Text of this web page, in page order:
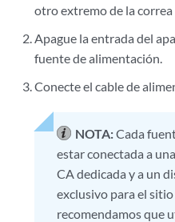
otro extremo de la correa
Apague la entrada del
fuente de alimentación.
Conecte el cable de
NOTA:Cada
estar conectada a
CA dedicada y a un
exclusivo para el
recomendamos que